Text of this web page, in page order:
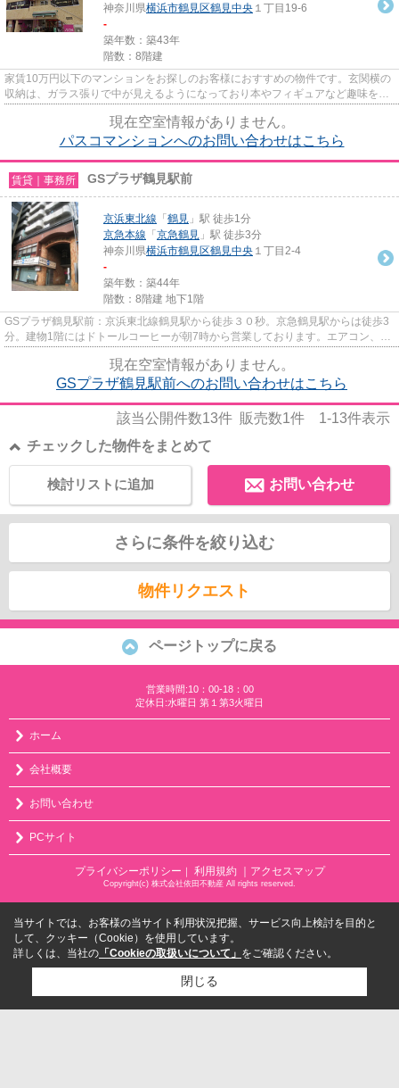
神奈川県横浜市鶴見区鶴見中央 １丁目19-6
-
築年数：築43年
階数：8階建
家賃10万円以下のマンションをお探しのお客様におすすめの物件です。玄関横の
収納は、ガラス張りで中が見えるようになっており本やフィギュアなど趣味を飾
現在空室情報がありません。
パスコマンションへのお問い合わせはこちら
賃貸｜事務所 GSプラザ鶴見駅前
京浜東北線 「 鶴見 」駅 徒歩1分
京急本線 「 京急鶴見 」駅 徒歩3分
神奈川県横浜市鶴見区鶴見中央 １丁目2-4
-
築年数：築44年
階数：8階建 地下1階
GSプラザ鶴見駅前：京浜東北線鶴見駅から徒歩３０秒。京急鶴見駅からは徒歩3
分。建物1階にはドトールコーヒーが朝7時から営業しております。エアコン、TV
現在空室情報がありません。
GSプラザ鶴見駅前へのお問い合わせはこちら
該当公開件数13件 販売数1件 1-13件表示
チェックした物件をまとめて
お問い合わせ
検討リストに追加
さらに条件を絞り込む
物件リクエスト
ページトップに戻る
営業時間:10：00-18：00
定休日:水曜日 第１第3火曜日
ホーム
会社概要
お問い合わせ
PCサイト
プライバシーポリシー ｜ 利用規約 ｜アクセスマップ
Copyright(c) 株式会社依田不動産 All rights reserved.
当サイトでは、お客様の当サイト利用状況把握、サービス向上検討を目的と
して、クッキー（Cookie）を使用しています。
詳しくは、当社の 「Cookieの取扱いについて」 をご確認ください。
閉じる